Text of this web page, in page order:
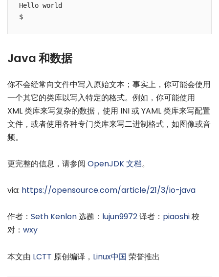
Hello world
Java 和数据
你不会经常向文件中写入原始文本；事实上，你可能会使用
一个其它的类库以写入特定的格式。例如，你可能使用
XML 类库来写复杂的数据，使用 INI 或 YAML 类库来写配置
文件，或者使用各种专门类库来写二进制格式，如图像或音
频。
更完整的信息，请参阅 OpenJDK 文档。
via: https://opensource.com/article/21/3/io-java
作者： Seth Kenlon选题： lujun9972译者： piaoshi校
对： wxy
本文由 LCTT 原创编译， Linux中国 荣誉推出